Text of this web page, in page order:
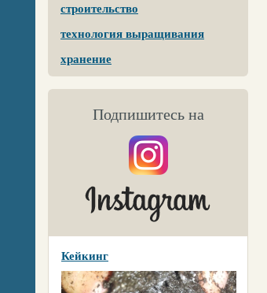
строительство
технология выращивания
хранение
Подпишитесь на
Кейкинг